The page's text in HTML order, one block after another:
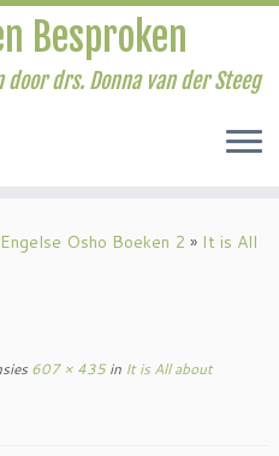
Besproken
drs. Donna van der Steeg
Engelse Osho Boeken 2 » It is All
607 × 435in It is All about